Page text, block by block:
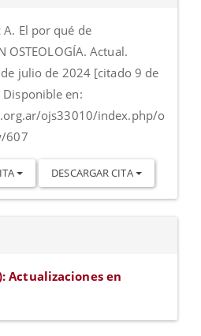
A. El por qué de
OSTEOLOGÍA. Actual.
julio de 2024 [citado 9 de
en:
ojs33010/index.php/o
607
DESCARGAR CITA
Actualizaciones en